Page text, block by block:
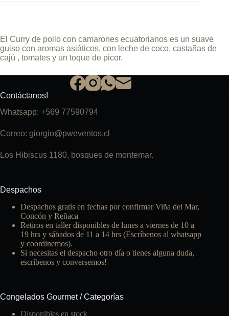
El Curry de pollo con camarones ecuatorianos es un suave
guiso con aromas asiáticos, con leche de coco, castañas de
cajú , tomates y un toque de picor.
Contáctanos!
Whatsapp: +569 77590794
Correo: giorgio@pweventos.cl
Los Hibiscus 1180, bosques de montemar.
Despachos
Despachos gratis en fechas por confirmar Viña del Mar,
Concón y Reñaca
Retiros en taller disponibles de lunes a viernes de 10 a
19 hrs y sábados de 11 a 14 hrs (Escríbenos al whatsapp
y coordinemos).
Si necesitas el despacho otro día o tienes alguna duda,
escríbenos y conversemos!
Congelados Gourmet / Categorías
Disponibles en stock